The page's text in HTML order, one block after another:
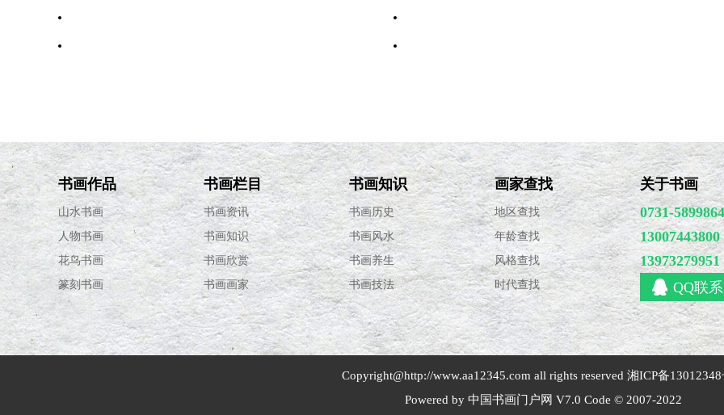
·
·
书画作品
山水书画
人物书画
花鸟书画
篆刻书画
书画栏目
书画资讯
书画知识
书画欣赏
书画画家
书画知识
书画历史
书画风水
书画养生
书画技法
画家查找
地区查找
年龄查找
风格查找
时代查找
关于书画
0731-
13007443800
13973279951
QQ联系
Copyright@http://www.aa12345.com all rights reserved 湘ICP备13012348
Powered by 中国书画门户网 V7.0 Code © 2007-2022